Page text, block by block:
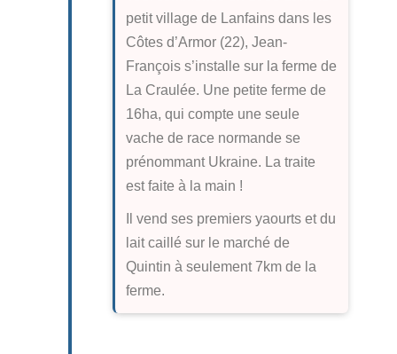
petit village de Lanfains dans les
Côtes d’Armor (22), Jean-
François s’installe sur la ferme de
La Craulée. Une petite ferme de
16ha, qui compte une seule
vache de race normande se
prénommant Ukraine. La traite
est faite à la main !
Il vend ses premiers yaourts et du
lait caillé sur le marché de
Quintin à seulement 7km de la
ferme.